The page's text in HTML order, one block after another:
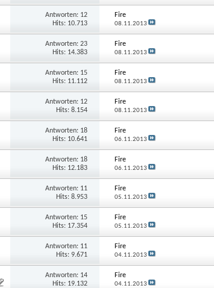
Antworten: 12
Hits: 10.713
Fire
08.11.2013
Antworten:23
Hits: 14.383
Fire
08.11.2013
Antworten: 15
Hits: 11.112
Fire
08.11.2013
Antworten: 12
Hits: 8.154
Fire
08.11.2013
Antworten: 18
Hits: 10.641
Fire
06.11.2013
Antworten: 18
Hits: 12.183
Fire
06.11.2013
Antworten: 11
Hits: 8.953
Fire
05.11.2013
Antworten: 15
Hits: 17.354
Fire
05.11.2013
Antworten: 11
Hits: 9.671
Fire
04.11.2013
Antworten: 14
Hits: 19.132
Fire
04.11.2013